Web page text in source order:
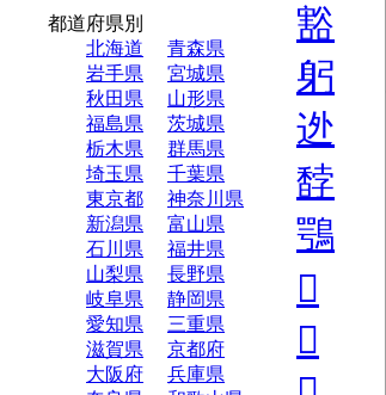
豁
躬
迯
馞
鶚
𥸩
𪦮
都道府県別
北海道
青森県
岩手県
宮城県
秋田県
山形県
福島県
茨城県
栃木県
群馬県
埼玉県
千葉県
東京都
神奈川県
新潟県
富山県
石川県
福井県
山梨県
長野県
岐阜県
静岡県
愛知県
三重県
滋賀県
京都府
大阪府
兵庫県